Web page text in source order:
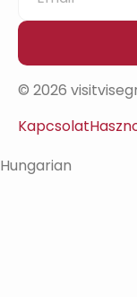
© 2026
Kapcsolat
Hungarian